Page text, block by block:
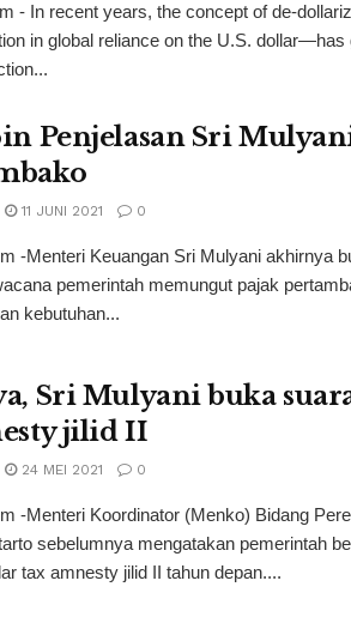
- In recent years, the concept of de-
in global reliance on the U.S. dollar—has
Penjelasan Sri
11 JUNI 2021 0
-Menteri Keuangan Sri Mulyani akhirnya
pemerintah memungut pajak
kebutuhan...
Sri Mulyani buka
jilid II
24 MEI 2021 0
-Menteri Koordinator (Menko) Bidang
sebelumnya mengatakan pemerintah
tax amnesty jilid II tahun depan....